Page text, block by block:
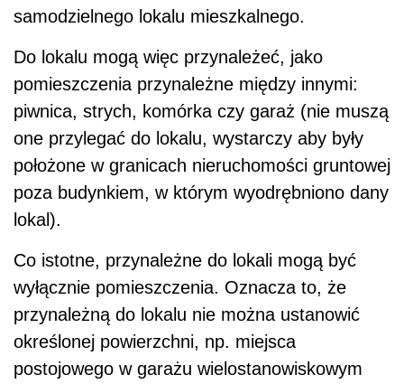
samodzielnego lokalu mieszkalnego.
Do lokalu mogą więc przynależeć, jako
pomieszczenia przynależne między innymi:
piwnica, strych, komórka czy garaż (nie muszą
one przylegać do lokalu, wystarczy aby były
położone w granicach nieruchomości gruntowej
poza budynkiem, w którym wyodrębniono dany
lokal).
Co istotne, przynależne do lokali mogą być
wyłącznie pomieszczenia. Oznacza to, że
przynależną do lokalu nie można ustanowić
określonej powierzchni, np. miejsca
postojowego w garażu wielostanowiskowym